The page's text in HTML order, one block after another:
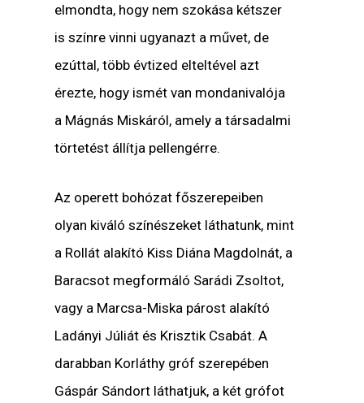
elmondta, hogy nem szokása kétszer
is színre vinni ugyanazt a művet, de
ezúttal, több évtized elteltével azt
érezte, hogy ismét van mondanivalója
a Mágnás Miskáról, amely a társadalmi
törtetést állítja pellengérre.
Az operett bohózat főszerepeiben
olyan kiváló színészeket láthatunk, mint
a Rollát alakító Kiss Diána Magdolnát, a
Baracsot megformáló Sarádi Zsoltot,
vagy a Marcsa-Miska párost alakító
Ladányi Júliát és Krisztik Csabát. A
darabban Korláthy gróf szerepében
Gáspár Sándort láthatjuk, a két grófot